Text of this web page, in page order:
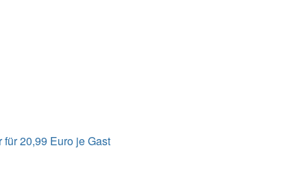
20,99 Euro je Gast